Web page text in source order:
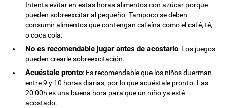
Intenta evitar en estas horas alimentos con azúcar porque
pueden sobreexcitar al pequeño. Tampoco se deben
consumir alimentos que contengan cafeína como el café, té,
o coca cola.
No es recomendable jugar antes de acostarlo: Los juegos
pueden crearle sobreexcitación.
Acuéstale pronto: Es recomendable que los niños duerman
entre 9 y 10 horas diarias, por lo que acuéstale pronto. Las
20:00h es una buena hora para que un niño ya esté
acostado.